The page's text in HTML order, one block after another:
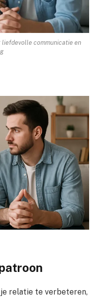
communicatie en
relatie te verbeteren,